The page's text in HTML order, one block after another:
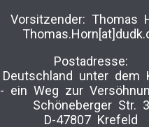
Vorsitzender: Thomas
Postadresse:
Deutschland unter dem
-­ ein Weg zur
Schöneberger Str. 3
D-47807 Krefeld